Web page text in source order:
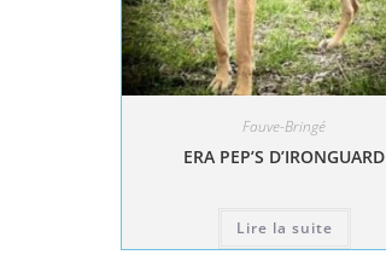
Fauve-Bringé
ERA PEP’S D’IRONGUARD
Lire la suite